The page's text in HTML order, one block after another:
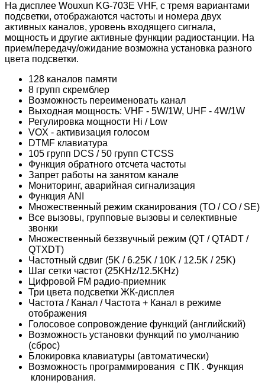
На дисплее Wouxun KG-703E VHF, с тремя вариантами
подсветки, отображаются частоты и номера двух
активных каналов, уровень входящего сигнала,
мощность и другие активные функции радиостанции. На
прием/передачу/ожидание возможна установка разного
цвета подсветки.
128 каналов памяти
8 групп скремблер
Возможность переименовать канал
Выходная мощность: VHF - 5W/1W, UHF - 4W/1W
Регулировка мощности Hi / Low
VOX - активизация голосом
DTMF клавиатура
105 групп DCS / 50 групп CTCSS
Функция обратного отсчета частоты
Запрет работы на занятом канале
Мониторинг, аварийная сигнализация
Функция ANI
Множественный режим сканирования (TO / CO / SE)
Все вызовы, групповые вызовы и селективные
звонки
Множественный беззвучный режим (QT / QTADT /
QTXDT)
Частотный сдвиг (5K / 6.25K / 10K / 12.5K / 25K)
Шаг сетки частот (25KHz/12.5KHz)
Цифровой FM радио-приемник
Три цвета подсветки ЖК-дисплея
Частота / Канал / Частота + Канал в режиме
отображения
Голосовое сопровождение функций (английский)
Возможность установки функций по умолчанию
(сброс)
Блокировка клавиатуры (автоматически)
Возможность программирования с ПК . Функция
клонирования.